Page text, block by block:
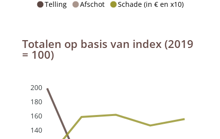
Telling Afschot Schade (in € en x10)
Totalen op basis van index (2019
= 100)
200
180
160
140